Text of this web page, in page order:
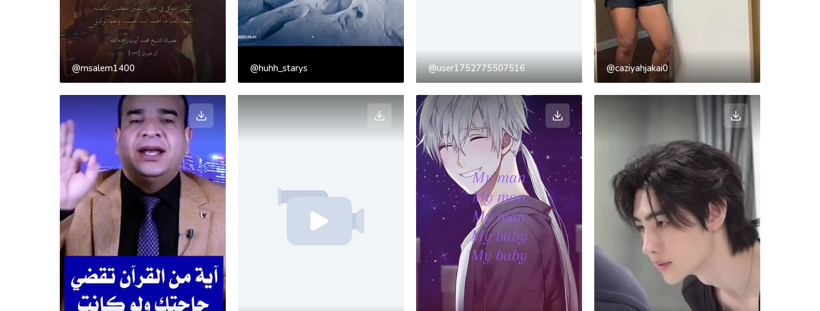
@msalem1400 @huhh_starys @user1752775507516 @caziyahjakai0